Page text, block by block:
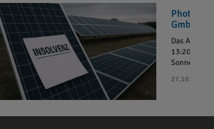
GmbH“
Das
13:20 Uhr
27.10.2025 -